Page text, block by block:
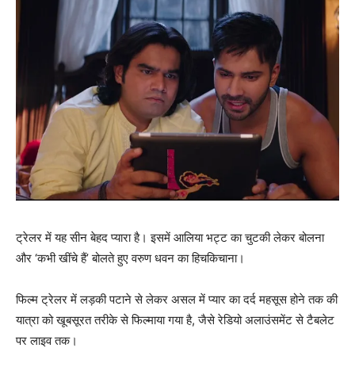
ट्रेलर में यह सीन बेहद प्‍यारा है। इसमें आलिया भट्ट का चुटकी लेकर बोलना
और ‘कभी खींचे हैं’ बोलते हुए वरुण धवन का हिचकिचाना।
फिल्‍म ट्रेलर में लड़की पटाने से लेकर असल में प्‍यार का दर्द महसूस होने तक की
यात्रा को खूबसूरत तरीके से फिल्‍माया गया है, जैसे रेडियो अलाउंसमेंट से टैबलेट
पर लाइव तक।